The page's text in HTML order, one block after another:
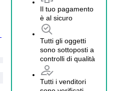
Il tuo pagamento
è al sicuro
Tutti gli oggetti
sono sottoposti a
controlli di qualità
Tutti i venditori